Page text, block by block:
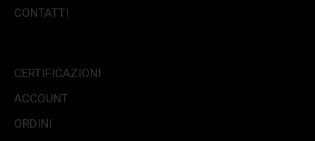
CONTATTI
CERTIFICAZIONI
ACCOUNT
ORDINI